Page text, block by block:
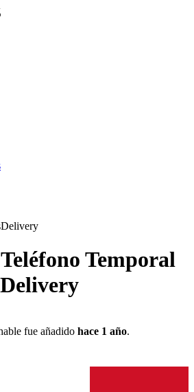
Temporal
fue añadido hace 1 año.